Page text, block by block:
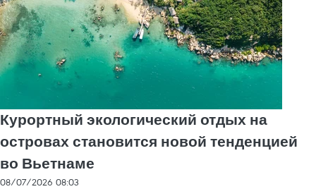
Курортный экологический отдых на
островах становится новой тенденцией
во Вьетнаме
08/07/2026 08:03